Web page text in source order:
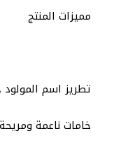
مميزات المنتج
تطريز اسم
خامات ناعمة